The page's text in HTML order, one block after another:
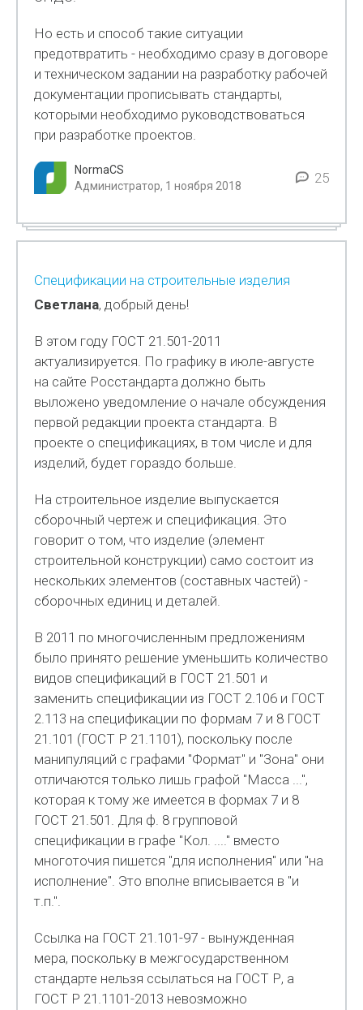
Но есть и способ такие ситуации
предотвратить - необходимо сразу в договоре
и техническом задании на разработку рабочей
документации прописывать стандарты,
которыми необходимо руководствоваться
при разработке проектов.
NormaCS
Администратор, 1 ноября 2018
25
Спецификации на строительные изделия
Светлана, добрый день!
В этом году ГОСТ 21.501-2011
актуализируется. По графику в июле-августе
на сайте Росстандарта должно быть
выложено уведомление о начале обсуждения
первой редакции проекта стандарта. В
проекте о спецификациях, в том числе и для
изделий, будет гораздо больше.
На строительное изделие выпускается
сборочный чертеж и спецификация. Это
говорит о том, что изделие (элемент
строительной конструкции) само состоит из
нескольких элементов (составных частей) -
сборочных единиц и деталей.
В 2011 по многочисленным предложениям
было принято решение уменьшить количество
видов спецификаций в ГОСТ 21.501 и
заменить спецификации из ГОСТ 2.106 и ГОСТ
2.113 на спецификации по формам 7 и 8 ГОСТ
21.101 (ГОСТ Р 21.1101), поскольку после
манипуляций с графами "Формат" и "Зона" они
отличаются только лишь графой "Масса ...",
которая к тому же имеется в формах 7 и 8
ГОСТ 21.501. Для ф. 8 групповой
спецификации в графе "Кол. ...." вместо
многоточия пишется "для исполнения" или "на
исполнение". Это вполне вписывается в "и
т.п.".
Ссылка на ГОСТ 21.101-97 - вынужденная
мера, поскольку в межгосударственном
стандарте нельзя ссылаться на ГОСТ Р, а
ГОСТ Р 21.1101-2013 невозможно